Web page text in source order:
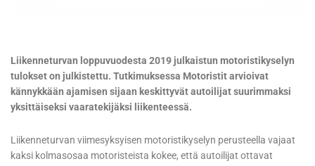
Liikenneturvan loppuvuodesta 2019 julkaistun motoristikyselyn
tulokset on julkistettu. Tutkimuksessa Motoristit arvioivat
kännykkään ajamisen sijaan keskittyvät autoilijat suurimmaksi
yksittäiseksi vaaratekijäksi liikenteessä.
Liikenneturvan viimesyksyisen motoristikyselyn perusteella vajaat
kaksi kolmasosaa motoristeista kokee, että autoilijat ottavat